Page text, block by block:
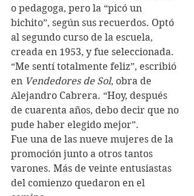
o pedagoga, pero la “picó un
bichito”, según sus recuerdos. Optó
al segundo curso de la escuela,
creada en 1953, y fue seleccionada.
“Me sentí totalmente feliz”, escribió
en Vendedores de Sol, obra de
Alejandro Cabrera. “Hoy, después
de cuarenta años, debo decir que no
pude haber elegido mejor”.
Fue una de las nueve mujeres de la
promoción junto a otros tantos
varones. Más de veinte entusiastas
del comienzo quedaron en el